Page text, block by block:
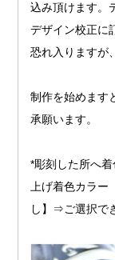
込み頂けます。
デザイン校正に
恐れ入りますが
制作を始めます
承願います。
*彫刻した所へ
上げ着色カラー
し】⇒ご選択で